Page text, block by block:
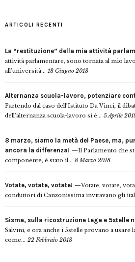
ARTICOLI RECENTI
La “restituzione” della mia attività
attività parlamentare, sono tornata al mio
all’università... 18 Giugno 2018
Alternanza scuola-lavoro, potenziare
Partendo dal caso dell’Istituto Da Vinci, il
dell’alternanza scuola-lavoro si è... 5 Aprile
8 marzo, siamo la metà del Paese, ma,
ancora la differenza!
Il Parlamento che
componente, è stato il... 8 Marzo 2018
Votate, votate, votate!
Votate, votate,
conduttori di Canzonissima invitavano gli
Sisma, sulla ricostruzione Lega e 5stelle
Salvini, e ora anche i 5stelle provano a
come... 22 Febbraio 2018